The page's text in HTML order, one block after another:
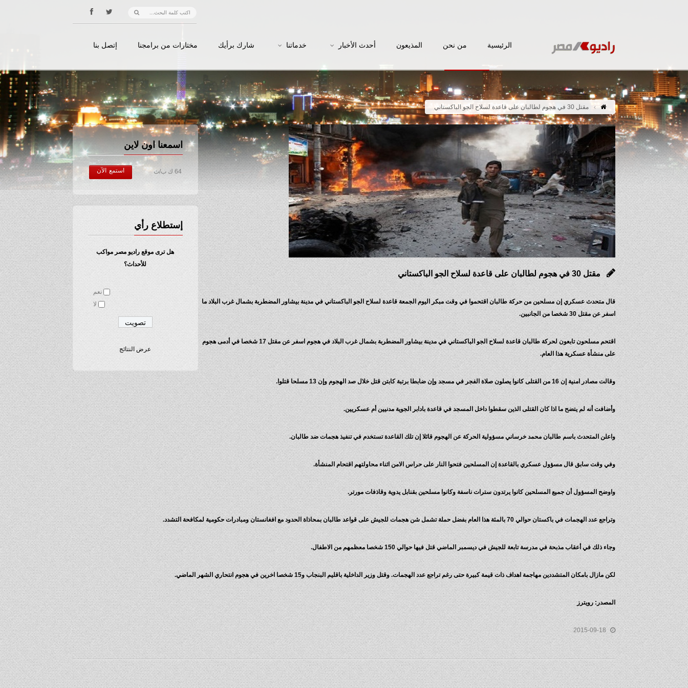
الرئيسية من نحن المذيعون أحدث الأخبار خدماتنا شارك برأيك مختارات من برامجنا إتصل بنا
مقتل 30 في هجوم لطالبان على قاعدة لسلاح الجو الباكستاني
اسمعنا اون لاين
64 ك ب/ث استمع الآن
إستطلاع رأي
هل ترى موقع راديو مصر مواكب
للأحداث؟
نعم
لا
عرض النتائج
مقتل 30 في هجوم لطالبان على قاعدة لسلاح الجو الباكستاني
قال متحدث عسكري إن مسلحين من حركة طالبان اقتحموا في وقت مبكر اليوم الجمعة قاعدة لسلاح الجو الباكستاني في مدينة بيشاور المضطربة بشمال غرب البلاد ما
اسفر عن مقتل 30 شخصا من الجانبين.
اقتحم مسلحون تابعون لحركة طالبان قاعدة لسلاح الجو الباكستاني في مدينة بيشاور المضطربة بشمال غرب البلاد في هجوم اسفر عن مقتل 17 شخصا في أدمى هجوم
على منشأة عسكرية هذا العام.
وقالت مصادر امنية إن 16 من القتلى كانوا يصلون صلاة الفجر في مسجد وإن ضابطا برتبة كابتن قتل خلال صد الهجوم وإن 13 مسلحا قتلوا.
وأضافت أنه لم يتضح ما اذا كان القتلى الذين سقطوا داخل المسجد في قاعدة بادابر الجوية مدنيين أم عسكريين.
واعلن المتحدث باسم طالبان محمد خرساني مسؤولية الحركة عن الهجوم قائلا إن تلك القاعدة تستخدم في تنفيذ هجمات ضد طالبان.
وفي وقت سابق قال مسؤول عسكري بالقاعدة إن المسلحين فتحوا النار على حراس الامن اثناء محاولتهم اقتحام المنشأة.
واوضح المسؤول أن جميع المسلحين كانوا يرتدون سترات ناسفة وكانوا مسلحين بقنابل يدوية وقاذفات مورتر.
وتراجع عدد الهجمات في باكستان حوالي 70 بالمئة هذا العام بفضل حملة تشمل شن هجمات للجيش على قواعد طالبان بمحاذاة الحدود مع افغانستان ومبادرات حكومية لمكافحة التشدد.
وجاء ذلك في أعقاب مذبحة في مدرسة تابعة للجيش في ديسمبر الماضي قتل فيها حوالي 150 شخصا معظمهم من الاطفال.
لكن مازال بامكان المتشددين مهاجمة اهداف ذات قيمة كبيرة حتى رغم تراجع عدد الهجمات. وقتل وزير الداخلية باقليم البنجاب و15 شخصا اخرين في هجوم انتحاري الشهر الماضي.
المصدر: رويترز
2015-09-18